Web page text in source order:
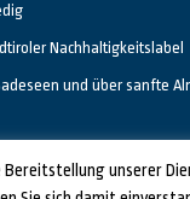
Nachhaltigkeitslabel
und über sanfte
Bereitstellung unserer